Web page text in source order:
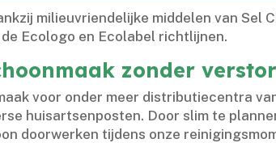
milieuvriendelijke middelen van Sel
Ecologo en Ecolabel richtlijnen.​
zonder
voor onder meer distributiecentra
huisartsenposten.​ Door slim te
doorwerken tijdens onze